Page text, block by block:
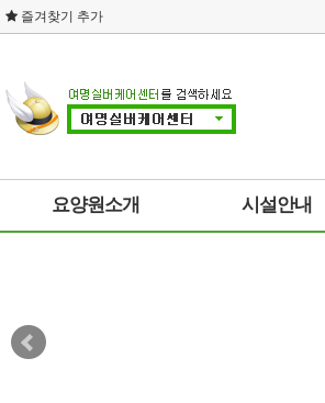
즐겨찾기 추가
요양원소개
찾아오시는 길
사이트이용약관
시설안내